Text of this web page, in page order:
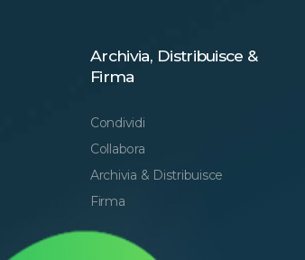
Archivia, Distribuisce &
Firma
Condividi
Collabora
Archivia & Distribuisce
Firma